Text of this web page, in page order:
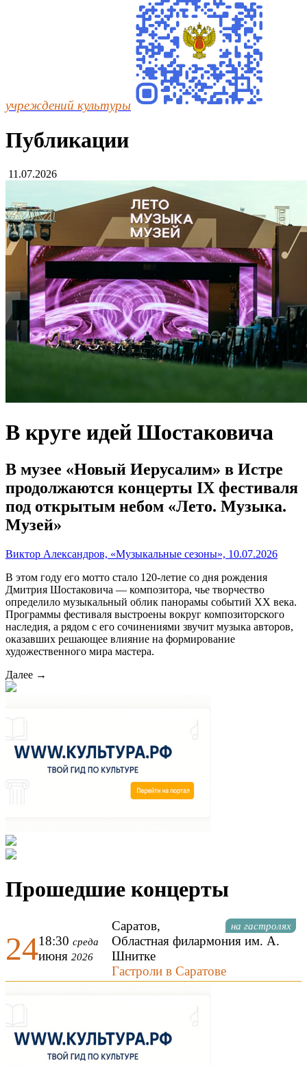
учреждений культуры
Публикации
11.07.2026
В круге идей Шостаковича
В музее «Новый Иерусалим» в Истре
продолжаются концерты IX фестиваля
под открытым небом «Лето. Музыка.
Музей»
Виктор Александров, «Музыкальные сезоны», 10.07.2026
В этом году его мотто стало 120-летие со дня рождения
Дмитрия Шостаковича — композитора, чье творчество
определило музыкальный облик панорамы событий XX века.
Программы фестиваля выстроены вокруг композиторского
наследия, а рядом с его сочинениями звучит музыка авторов,
оказавших решающее влияние на формирование
художественного мира мастера.
Далее →
Прошедшие концерты
2418:30 среда
июня 2026
на гастролях
Саратов,
Областная филармония им. А.
Шнитке
Гастроли в Саратове